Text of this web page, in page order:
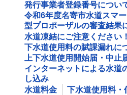
発行事業者登録番号につい
令和6年度名寄市水道スマ
型プロポーザルの審査結果
水道凍結にご注意ください！
下水道使用料の賦課漏れに
上下水道使用開始届・中止
インターネットによる水道
し込み
水道料金
下水道使用料・